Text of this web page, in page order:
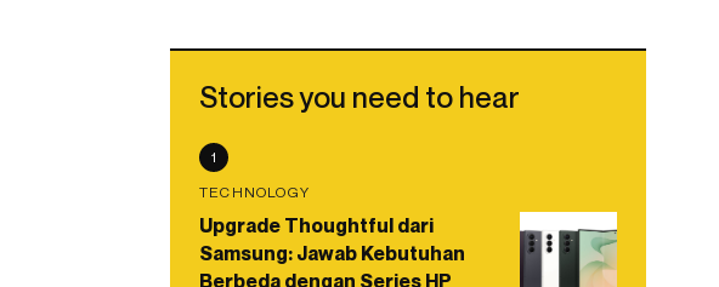
Stories you need to hear
1
TECHNOLOGY
Upgrade Thoughtful dari
Samsung: Jawab Kebutuhan
Berbeda dengan Series HP